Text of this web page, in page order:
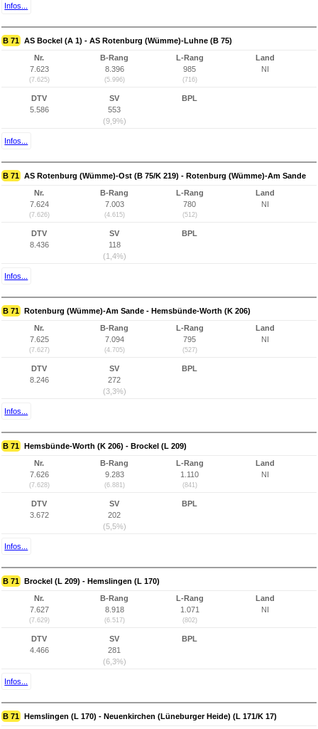
Infos...
B 71 AS Bockel (A 1) - AS Rotenburg (Wümme)-Luhne (B 75)
Nr.
7.623
(7.625)
B-Rang
8.396
(5.996)
L-Rang
985
(716)
Land
NI
DTV
5.586
SV
553
(9,9%)
BPL
Infos...
B 71 AS Rotenburg (Wümme)-Ost (B 75/K 219) - Rotenburg (Wümme)-Am Sande
Nr.
7.624
(7.626)
B-Rang
7.003
(4.615)
L-Rang
780
(512)
Land
NI
DTV
8.436
SV
118
(1,4%)
BPL
Infos...
B 71 Rotenburg (Wümme)-Am Sande - Hemsbünde-Worth (K 206)
Nr.
7.625
(7.627)
B-Rang
7.094
(4.705)
L-Rang
795
(527)
Land
NI
DTV
8.246
SV
272
(3,3%)
BPL
Infos...
B 71 Hemsbünde-Worth (K 206) - Brockel (L 209)
Nr.
7.626
(7.628)
B-Rang
9.283
(6.881)
L-Rang
1.110
(841)
Land
NI
DTV
3.672
SV
202
(5,5%)
BPL
Infos...
B 71 Brockel (L 209) - Hemslingen (L 170)
Nr.
7.627
(7.629)
B-Rang
8.918
(6.517)
L-Rang
1.071
(802)
Land
NI
DTV
4.466
SV
281
(6,3%)
BPL
Infos...
B 71 Hemslingen (L 170) - Neuenkirchen (Lüneburger Heide) (L 171/K 17)